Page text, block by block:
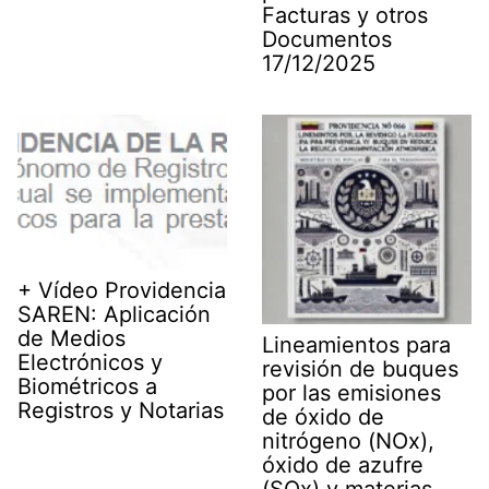
Facturas y otros
Documentos
17/12/2025
+ Vídeo Providencia
SAREN: Aplicación
de Medios
Electrónicos y
Biométricos a
Registros y Notarias
Lineamientos para
revisión de buques
por las emisiones
de óxido de
nitrógeno (NOx),
óxido de azufre